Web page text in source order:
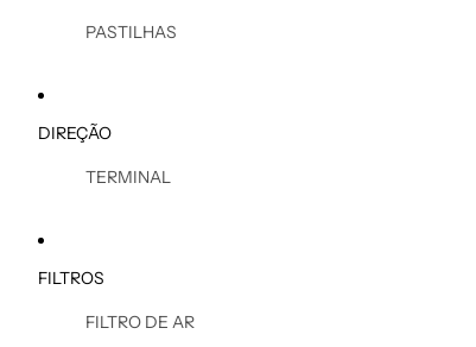
PASTILHAS
DIREÇÃO
TERMINAL
FILTROS
FILTRO DE AR